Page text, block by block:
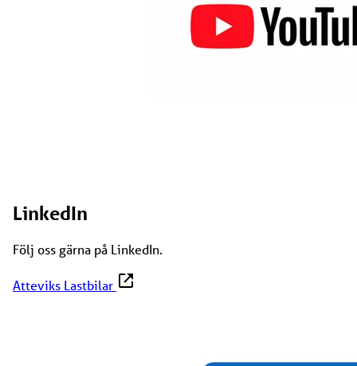
LinkedIn
Följ oss gärna på LinkedIn.
Atteviks Lastbilar